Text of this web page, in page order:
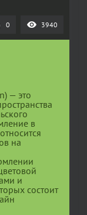
0 3940
— это
в
на
и
состоит